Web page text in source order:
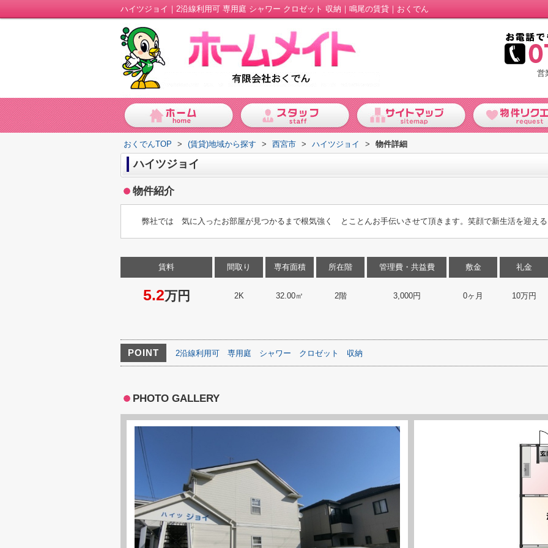
ハイツジョイ｜2沿線利用可 専用庭 シャワー クロゼット 収納｜鳴尾の賃貸｜おくでん
営
おくでんTOP > (賃貸)地域から探す > 西宮市 > ハイツジョイ > 物件詳細
ハイツジョイ
物件紹介
弊社では 気に入ったお部屋が見つかるまで根気強く とことんお手伝いさせて頂きます。笑顔で新生活を迎え
賃料
5.2万円
間取り
2K
専有面積
32.00㎡
所在階
2階
管理費・共益費
3,000円
敷金
0ヶ月
礼金
10万円
POINT 2沿線利用可 専用庭 シャワー クロゼット 収納
PHOTO GALLERY